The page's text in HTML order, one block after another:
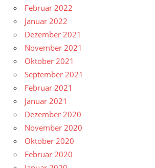
Februar 2022
Januar 2022
Dezember 2021
November 2021
Oktober 2021
September 2021
Februar 2021
Januar 2021
Dezember 2020
November 2020
Oktober 2020
Februar 2020